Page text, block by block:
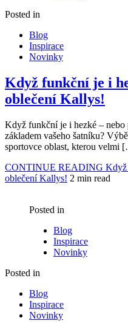
Posted in
Blog
Inspirace
Novinky
Když funkční je i
oblečení Kallys!
Když funkční je i hezké –
základem vašeho šatníku?
sportovce oblast, kterou velmi
CONTINUE READING Když
oblečení Kallys! 2 min read
Posted in
Blog
Inspirace
Novinky
Posted in
Blog
Inspirace
Novinky